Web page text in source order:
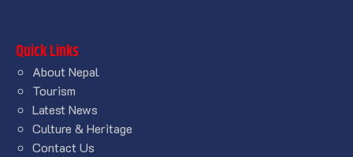
Quick Links
About Nepal
Tourism
Latest News
Culture & Heritage
Contact Us